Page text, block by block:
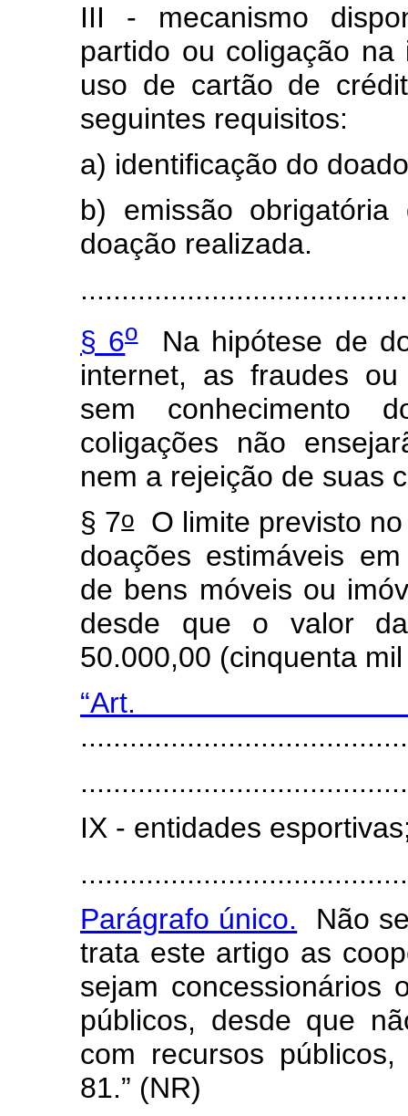
III - mecanismo
partido ou coligação
uso de cartão de
seguintes requisitos:
a) identificação do
b) emissão
doação realizada.
§ 6oNa hipótese de
internet, as fraudes
sem conhecimento
coligações não
nem a rejeição de suas
§ 7oO limite previsto no
doações estimáveis
de bens móveis ou
desde que o valor
50.000,00 (cinquenta
IX - entidades
Parágrafo único. Não
trata este artigo as
sejam concessionários
públicos, desde que
com recursos
81.” (NR)